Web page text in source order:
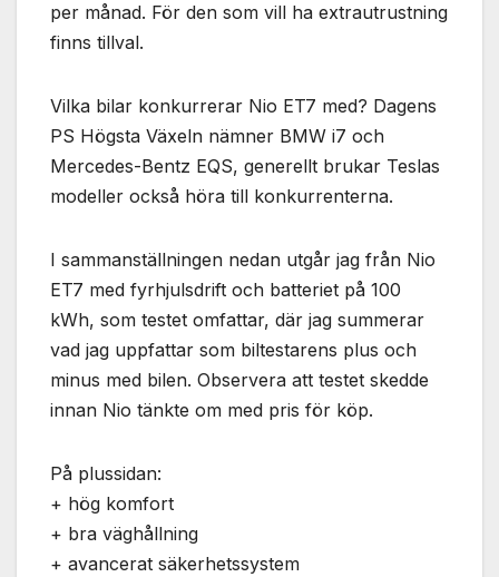
per månad. För den som vill ha extrautrustning
finns tillval.
Vilka bilar konkurrerar Nio ET7 med? Dagens
PS Högsta Växeln nämner BMW i7 och
Mercedes-Bentz EQS, generellt brukar Teslas
modeller också höra till konkurrenterna.
I sammanställningen nedan utgår jag från Nio
ET7 med fyrhjulsdrift och batteriet på 100
kWh, som testet omfattar, där jag summerar
vad jag uppfattar som biltestarens plus och
minus med bilen. Observera att testet skedde
innan Nio tänkte om med pris för köp.
På plussidan:
+ hög komfort
+ bra väghållning
+ avancerat säkerhetssystem
välja bort. De
behövs för
över huvud
taget ska
Statistik
För att vi ska
förbättra
hemsidans
funktionalitet